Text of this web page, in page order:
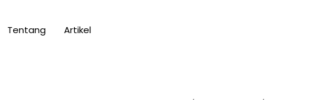
Tentang Artikel